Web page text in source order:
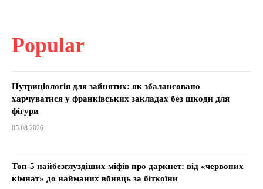
Popular
Нутриціологія для зайнятих: як збалансовано
харчуватися у франківських закладах без шкоди для
фігури
05.08.2026
Топ-5 найбезглуздіших міфів про даркнет: від «червоних
кімнат» до найманих вбивць за біткоїни